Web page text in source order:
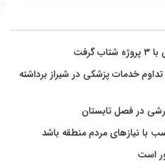
خدمات پزشکی در شیراز برداشته
در فصل تابستان
با نیازهای مردم منطقه باشد
است